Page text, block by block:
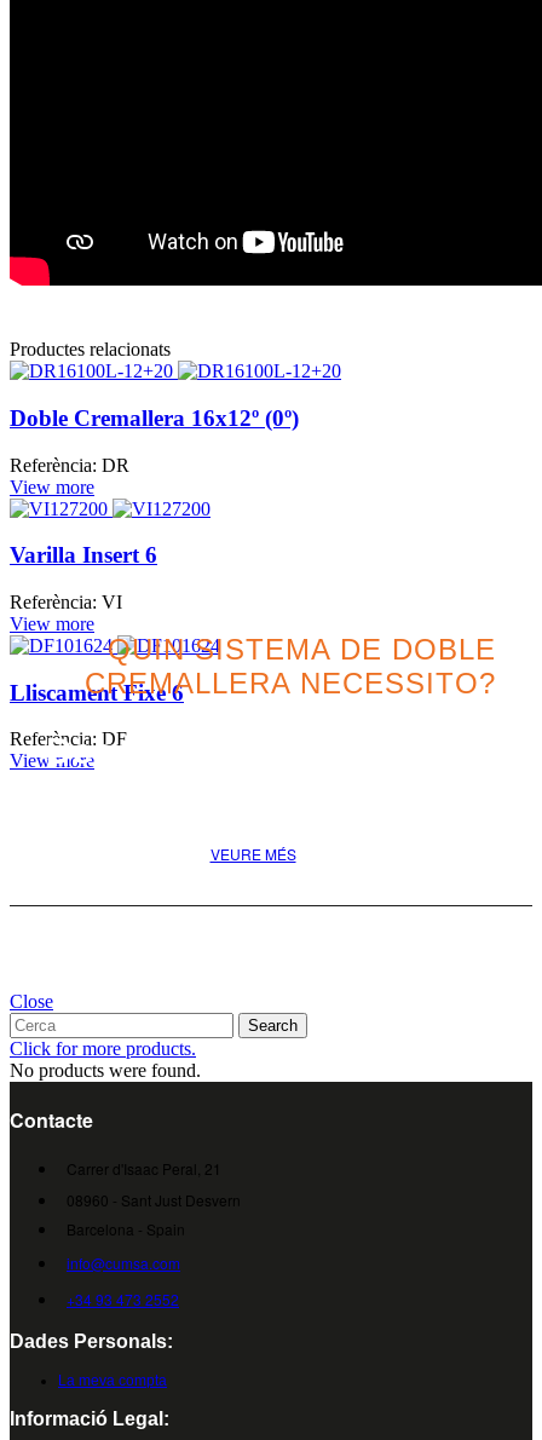
Productes relacionats
Doble Cremallera 16x12º (0º)
Referència: DR
View more
Varilla Insert 6
Referència: VI
View more
Lliscament Fixe 6
Referència: DF
View more
QUIN SISTEMA DE DOBLE
CREMALLERA NECESSITO?
Descobreix la millor opció
VEURE MÉS
Close
Search
Click for more products.
No products were found.
Contacte
Carrer d'Isaac Peral, 21
08960 - Sant Just Desvern
Barcelona - Spain
info@cumsa.com
+34 93 473 2552
Dades Personals:
La meva compta
Informació Legal: